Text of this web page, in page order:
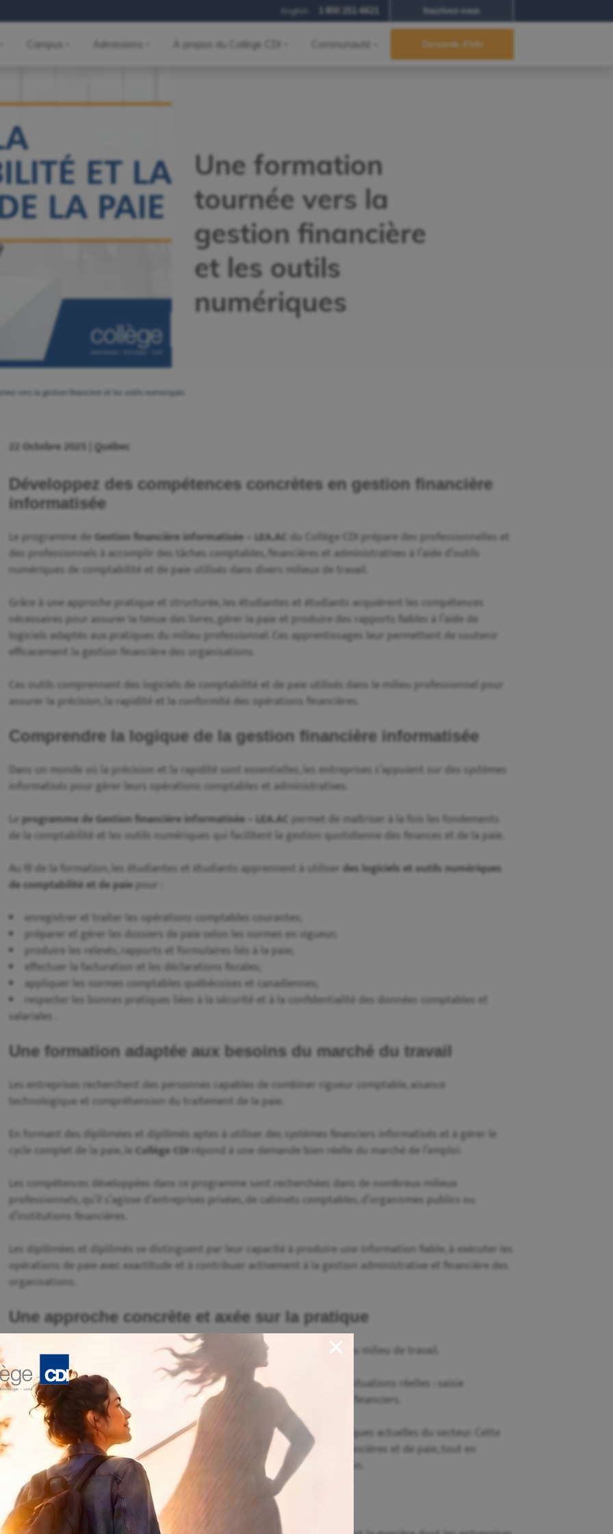
Inscrivez-vous
1 800 251-6621
English
Campus Admissions À propos du Collège CDI Communauté Demande d'info
Une formation
tournée vers la
gestion financière
et les outils
numériques
vers la gestion financiere et les outils numeriques
22 Octobre 2025 | Québec
Développez des compétences concrètes en gestion financière
informatisée
Le programme deGestion financière informatisée – LEA.AC du Collège CDI prépare des professionnelles et
des professionnels à accomplir des tâches comptables, financières et administratives à l’aide d’outils
numériques de comptabilité et de paie utilisés dans divers milieux de travail.
Grâce à une approche pratique et structurée, les étudiantes et étudiants acquièrent les compétences
nécessaires pour assurer la tenue des livres, gérer la paie et produire des rapports fiables à l’aide de
logiciels adaptés aux pratiques du milieu professionnel. Ces apprentissages leur permettent de soutenir
efficacement la gestion financière des organisations.
Ces outils comprennent des logiciels de comptabilité et de paie utilisés dans le milieu professionnel pour
assurer la précision, la rapidité et la conformité des opérations financières.
Comprendre la logique de la gestion financière informatisée
Dans un monde où la précision et la rapidité sont essentielles, les entreprises s’appuient sur des systèmes
informatisés pour gérer leurs opérations comptables et administratives.
Leprogramme de Gestion financière informatisée – LEA.AC permet de maîtriser à la fois les fondements
de la comptabilité et les outils numériques qui facilitent la gestion quotidienne des finances et de la paie.
Au fil de la formation, les étudiantes et étudiants apprennent à utiliserdes logiciels et outils numériques
de comptabilité et de paiepour :
enregistrer et traiter les opérations comptables courantes;
préparer et gérer les dossiers de paie selon les normes en vigueur;
produire les relevés, rapports et formulaires liés à la paie;
effectuer la facturation et les déclarations fiscales;
appliquer les normes comptables québécoises et canadiennes;
respecter les bonnes pratiques liées à la sécurité et à la confidentialité des données comptables et
salariales .
Une formation adaptée aux besoins du marché du travail
Les entreprises recherchent des personnes capables de combiner rigueur comptable, aisance
technologique et compréhension du traitement de la paie.
En formant des diplômées et diplômés aptes à utiliser des systèmes financiers informatisés et à gérer le
cycle complet de la paie, leCollège CDI répond à une demande bien réelle du marché de l’emploi.
Les compétences développées dans ce programme sont recherchées dans de nombreux milieux
professionnels, qu’il s’agisse d’entreprises privées, de cabinets comptables, d’organismes publics ou
d’institutions financières.
Les diplômées et diplômés se distinguent par leur capacité à produire une information fiable, à exécuter les
opérations de paie avec exactitude et à contribuer activement à la gestion administrative et financière des
organisations.
Une approche concrète et axée sur la pratique
Le programme repose sur une méthode d’apprentissage active inspirée du milieu de travail.
Les étudiantes et étudiants réalisent des exercices qui reproduisent des situations réelles : saisie
d’opérations, calcul de la paie, préparation de budgets ou analyse d’états financiers.
Ils utilisent des outils numériques et comptables représentatifs des pratiques actuelles du secteur. Cette
approche favorise la compréhension du cycle complet des opérations financières et de paie, tout en
renforçant la rigueur, la méthode et la précision nécessaires à la profession.
Une profession en constante évolution